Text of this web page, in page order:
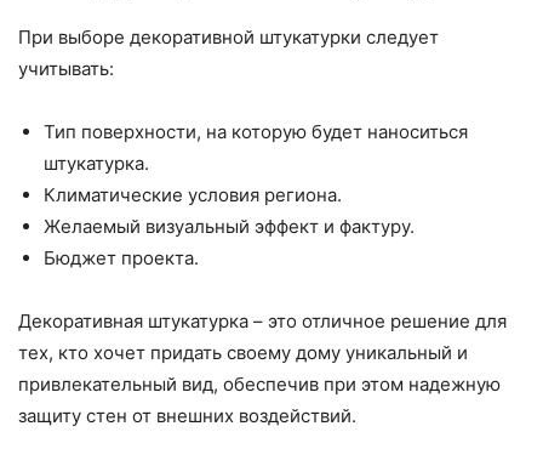
При выборе декоративной штукатурки следует
учитывать:
Тип поверхности, на которую будет наноситься
штукатурка.
Климатические условия региона.
Желаемый визуальный эффект и фактуру.
Бюджет проекта.
Декоративная штукатурка – это отличное решение для
тех, кто хочет придать своему дому уникальный и
привлекательный вид, обеспечив при этом надежную
защиту стен от внешних воздействий.